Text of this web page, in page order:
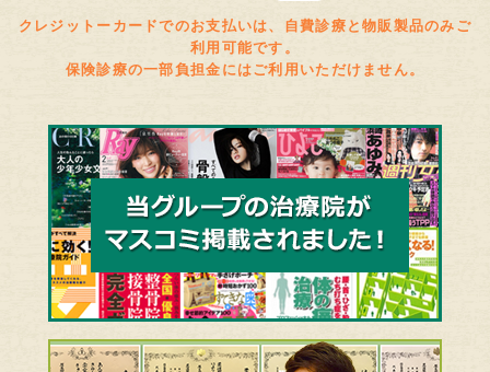
クレジットーカードでのお支払いは、自費診療と物販製品のみご
利用可能です。
保険診療の一部負担金にはご利用いただけません。